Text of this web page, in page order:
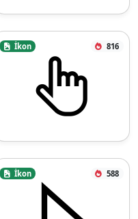
İkon 816
İkon 588